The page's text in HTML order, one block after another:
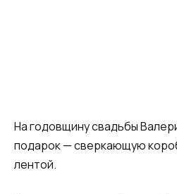
На годовщину свадьбы
подарок — сверкающую
лентой.